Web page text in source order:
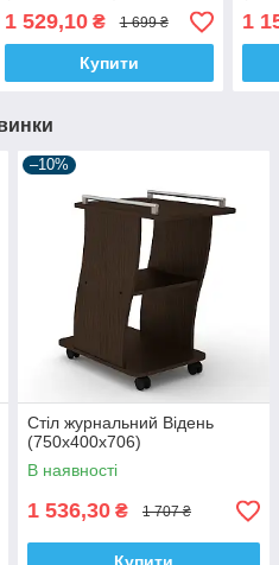
1 529,10₴ 1 699 ₴
Купити
1
–10%
Стіл журнальний Відень
(750х400х706)
В наявності
1 536,30 ₴ 1 707 ₴